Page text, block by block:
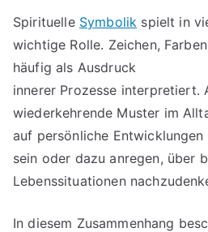
Spirituelle Symbolik spielt in
wichtige Rolle. Zeichen,
häufig als Ausdruck
innerer Prozesse interpretiert.
wiederkehrende Muster im
auf persönliche Entwicklungen
sein oder dazu anregen, über
Lebenssituationen
In diesem Zusammenhang